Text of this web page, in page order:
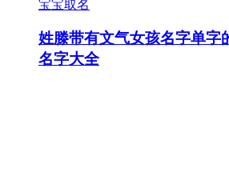
宝宝取名
姓滕带有文气女孩名字单字
名字大全